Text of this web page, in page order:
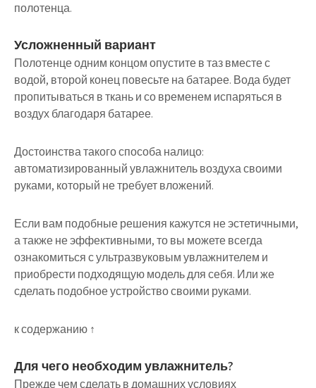
полотенца.
Усложненный вариант
Полотенце одним концом опустите в таз вместе с
водой, второй конец повесьте на батарее. Вода будет
пропитываться в ткань и со временем испаряться в
воздух благодаря батарее.
Достоинства такого способа налицо:
автоматизированный увлажнитель воздуха своими
руками, который не требует вложений.
Если вам подобные решения кажутся не эстетичными,
а также не эффективными, то вы можете всегда
ознакомиться с ультразвуковым увлажнителем и
приобрести подходящую модель для себя. Или же
сделать подобное устройство своими руками.
к содержанию ↑
Для чего необходим увлажнитель?
Прежде чем сделать в домашних условиях